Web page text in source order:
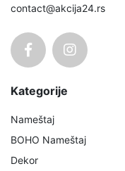
contact@akcija24.rs
Kategorije
Nameštaj
BOHO Nameštaj
Dekor